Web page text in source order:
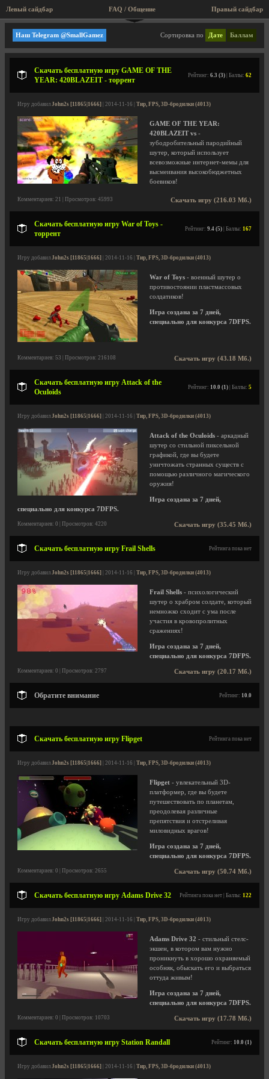
Левый сайдбар Правый сайдбар
FAQ / Общение
Тир, FPS, 3D-бродилки
Сортировка по Дате Баллам
Наш Telegram @SmallGamez
Скачать бесплатную игру GAME OF THE
YEAR: 420BLAZEIT - торрент
Рейтинг: 6.3 (3) | Баллы: 62
Игру добавил John2s [11865|1666] | 2014-11-16 | Тир, FPS, 3D-бродилки (4013)
GAME OF THE YEAR:
420BLAZEIT vs -
зубодробительный пародийный
шутер, который использует
всевозможные интернет-мемы для
высмеивания высокобюджетных
боевиков!
Скачать игру (216.03 Мб.)
Комментариев: 21 | Просмотров: 45993
Скачать бесплатную игру War of Toys -
торрент
Рейтинг: 9.4 (5) | Баллы: 167
Игру добавил John2s [11865|1666] | 2014-11-16 | Тир, FPS, 3D-бродилки (4013)
War of Toys - военный шутер о
противостоянии пластмассовых
солдатиков!
Игра создана за 7 дней,
специально для конкурса 7DFPS.
Скачать игру (43.18 Мб.)
Комментариев: 53 | Просмотров: 216108
Скачать бесплатную игру Attack of the
Oculoids
Рейтинг: 10.0 (1) | Баллы: 5
Игру добавил John2s [11865|1666] | 2014-11-16 | Тир, FPS, 3D-бродилки (4013)
Attack of the Oculoids - аркадный
шутер со стильной пиксельной
графикой, где вы будете
уничтожать странных существ с
помощью различного магического
оружия!
Игра создана за 7 дней,
специально для конкурса 7DFPS.
Скачать игру (35.45 Мб.)
Комментариев: 0 | Просмотров: 4220
Скачать бесплатную игру Frail Shells Рейтинга пока нет
Игру добавил John2s [11865|1666] | 2014-11-16 | Тир, FPS, 3D-бродилки (4013)
Frail Shells - психологический
шутер о храбром солдате, который
немножко сходит с ума после
участия в кровопролитных
сражениях!
Игра создана за 7 дней,
специально для конкурса 7DFPS.
Скачать игру (20.17 Мб.)
Комментариев: 0 | Просмотров: 2797
Обратите внимание Рейтинг: 10.0
Скачать бесплатную игру Flipget Рейтинга пока нет
Игру добавил John2s [11865|1666] | 2014-11-16 | Тир, FPS, 3D-бродилки (4013)
Flipget - увлекательный 3D-
платформер, где вы будете
путешествовать по планетам,
преодолевая различные
препятствия и отстреливая
миловидных врагов!
Игра создана за 7 дней,
специально для конкурса 7DFPS.
Скачать игру (50.74 Мб.)
Комментариев: 0 | Просмотров: 2655
Скачать бесплатную игру Adams Drive 32 Рейтинга пока нет | Баллы: 122
Игру добавил John2s [11865|1666] | 2014-11-16 | Тир, FPS, 3D-бродилки (4013)
Adams Drive 32 - стильный стелс-
экшен, в котором вам нужно
проникнуть в хорошо охраняемый
особняк, обыскать его и выбраться
оттуда живым!
Игра создана за 7 дней,
специально для конкурса 7DFPS.
Скачать игру (17.78 Мб.)
Комментариев: 0 | Просмотров: 10703
Скачать бесплатную игру Station Randall Рейтинг: 10.0 (1)
Игру добавил John2s [11865|1666] | 2014-11-16 | Тир, FPS, 3D-бродилки (4013)